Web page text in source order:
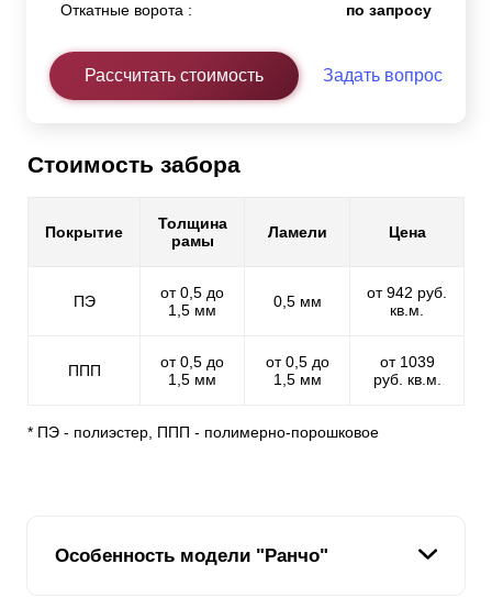
Откатные ворота : по запросу
Рассчитать стоимость Задать вопрос
Стоимость забора
Покрытие
Толщина
рамы
Ламели Цена
ПЭ
от 0,5 до
1,5 мм
0,5 мм
от 942 руб.
кв.м.
ППП
от 0,5 до
1,5 мм
от 0,5 до
1,5 мм
от 1039
руб. кв.м.
* ПЭ - полиэстер, ППП - полимерно-порошковое
Особенность модели "Ранчо"